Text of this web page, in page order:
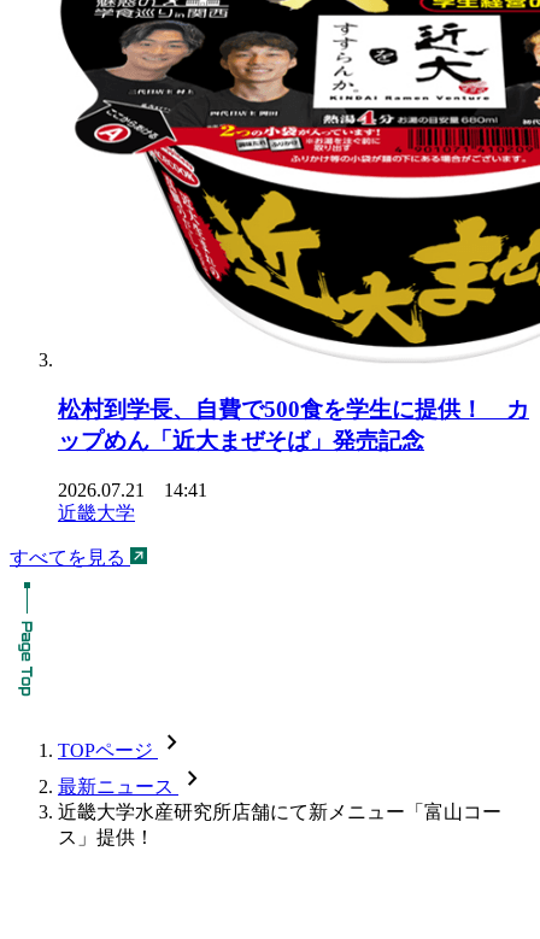
松村到学長、自費で500食を学生に提供！ カ
ップめん「近大まぜそば」発売記念
2026.07.21 14:41
近畿大学
すべてを見る
TOPページ chevron_forward
最新ニュース chevron_forward
近畿大学水産研究所店舗にて新メニュー「富山コー
ス」提供！